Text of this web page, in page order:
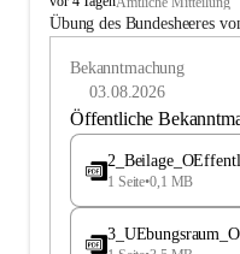
u
Übung des Bundesheeres
Bekanntmachung
03.08.2026
Öffentliche
1 Seite•0,1 MB